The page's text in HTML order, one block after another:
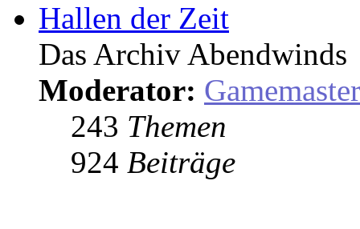
Hallen der Zeit
Das Archiv Abendwinds
Moderator: Gamemaster
243 Themen
924 Beiträge